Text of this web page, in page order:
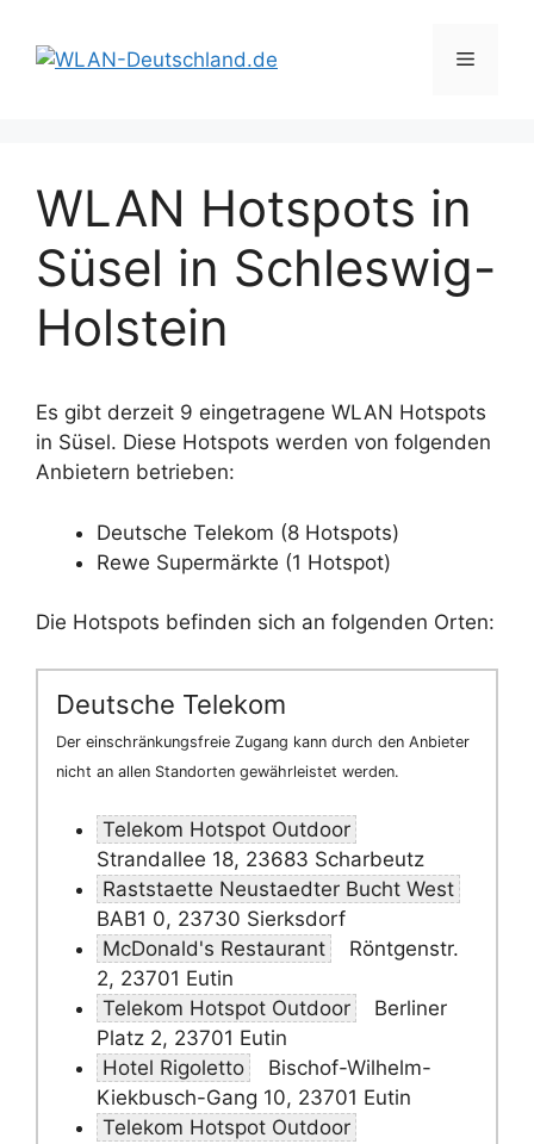
Inhalt
springen
Menü
WLAN Hotspots in
Süsel in Schleswig-
Holstein
Es gibt derzeit 9 eingetragene WLAN Hotspots
in Süsel. Diese Hotspots werden von folgenden
Anbietern betrieben:
Deutsche Telekom (8 Hotspots)
Rewe Supermärkte (1 Hotspot)
Die Hotspots befinden sich an folgenden Orten:
Deutsche Telekom
Der einschränkungsfreie Zugang kann durch den Anbieter
nicht an allen Standorten gewährleistet werden.
Telekom Hotspot Outdoor
Strandallee 18, 23683 Scharbeutz
Raststaette Neustaedter Bucht West
BAB1 0, 23730 Sierksdorf
McDonald's Restaurant
Röntgenstr.
2, 23701 Eutin
Telekom Hotspot Outdoor
Berliner
Platz 2, 23701 Eutin
Hotel Rigoletto
Bischof-Wilhelm-
Kiekbusch-Gang 10, 23701 Eutin
Telekom Hotspot Outdoor